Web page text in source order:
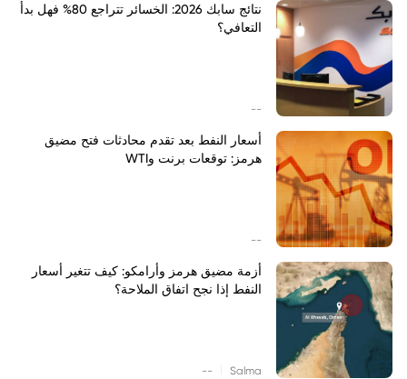
نتائج سابك 2026: الخسائر تتراجع 80% فهل بدأ
التعافي؟
--
أسعار النفط بعد تقدم محادثات فتح مضيق
هرمز: توقعات برنت وWTI
--
أزمة مضيق هرمز وأرامكو: كيف تتغير أسعار
النفط إذا نجح اتفاق الملاحة؟
Salma
--